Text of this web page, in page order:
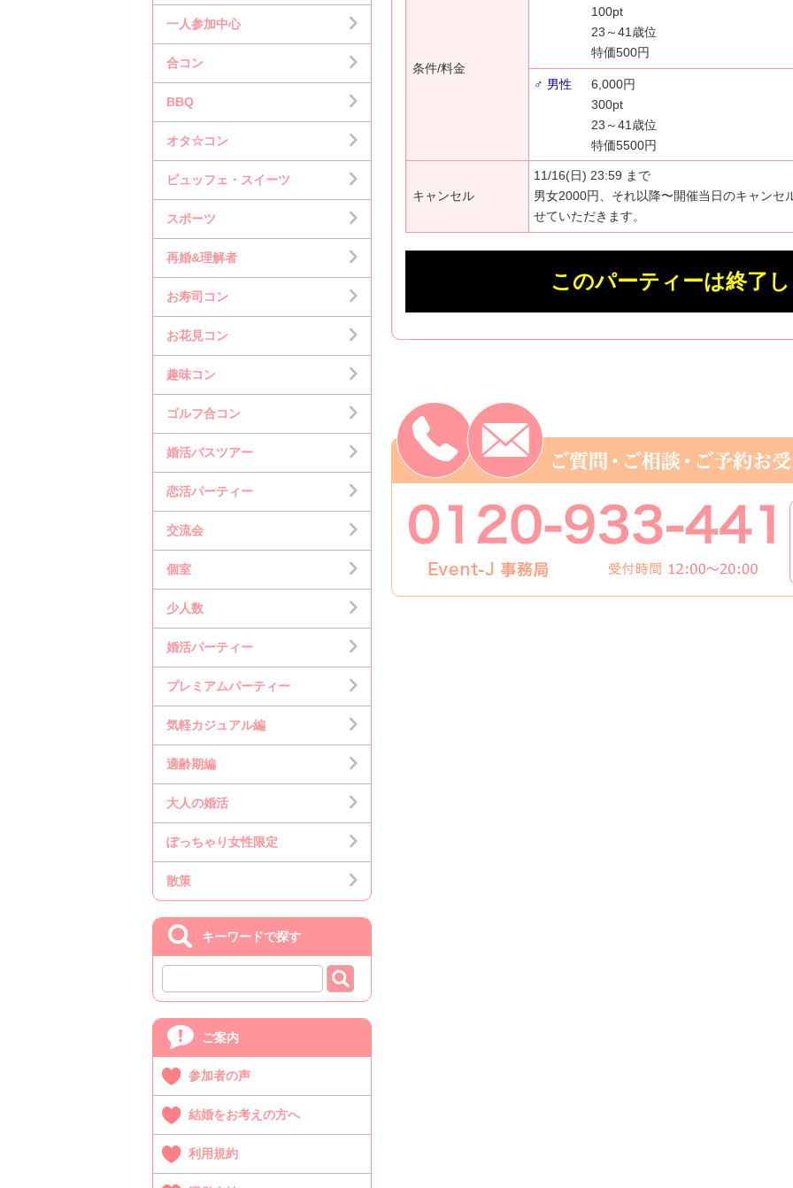
一人参加中心
合コン
BBQ
オタ☆コン
ビュッフェ・スイーツ
スポーツ
再婚&理解者
お寿司コン
お花見コン
趣味コン
ゴルフ合コン
婚活バスツアー
恋活パーティー
交流会
個室
少人数
婚活パーティー
プレミアムパーティー
気軽カジュアル編
適齢期編
大人の婚活
ぽっちゃり女性限定
散策
キーワードで探す
ご案内
参加者の声
結婚をお考えの方へ
利用規約
条件/料金
100pt
23～41歳位
特価500円
♂ 男性
6,000円
300pt
23～41歳位
特価5500円
キャンセル
11/16(日) 23:59 まで
男女2000円、それ以降〜開催当日のキャンセ
せていただきます。
このパーティーは終了